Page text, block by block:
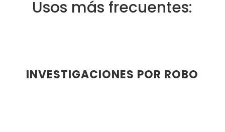
Usos más frecuentes:
INVESTIGACIONES POR ROBO